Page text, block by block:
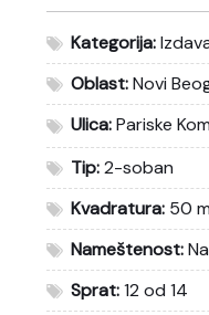
Kategorija:
Oblast:Novi
Ulica:Pariske
Tip:2-soban
Kvadratura: 50
Nameštenost:
Sprat:12 od 14